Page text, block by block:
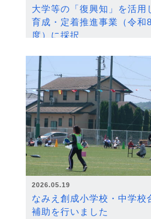
大学等の「復興知」を活用
育成・定着推進事業（令和
度）に採択
2026.05.19
なみえ創成小学校・中学校
補助を行いました